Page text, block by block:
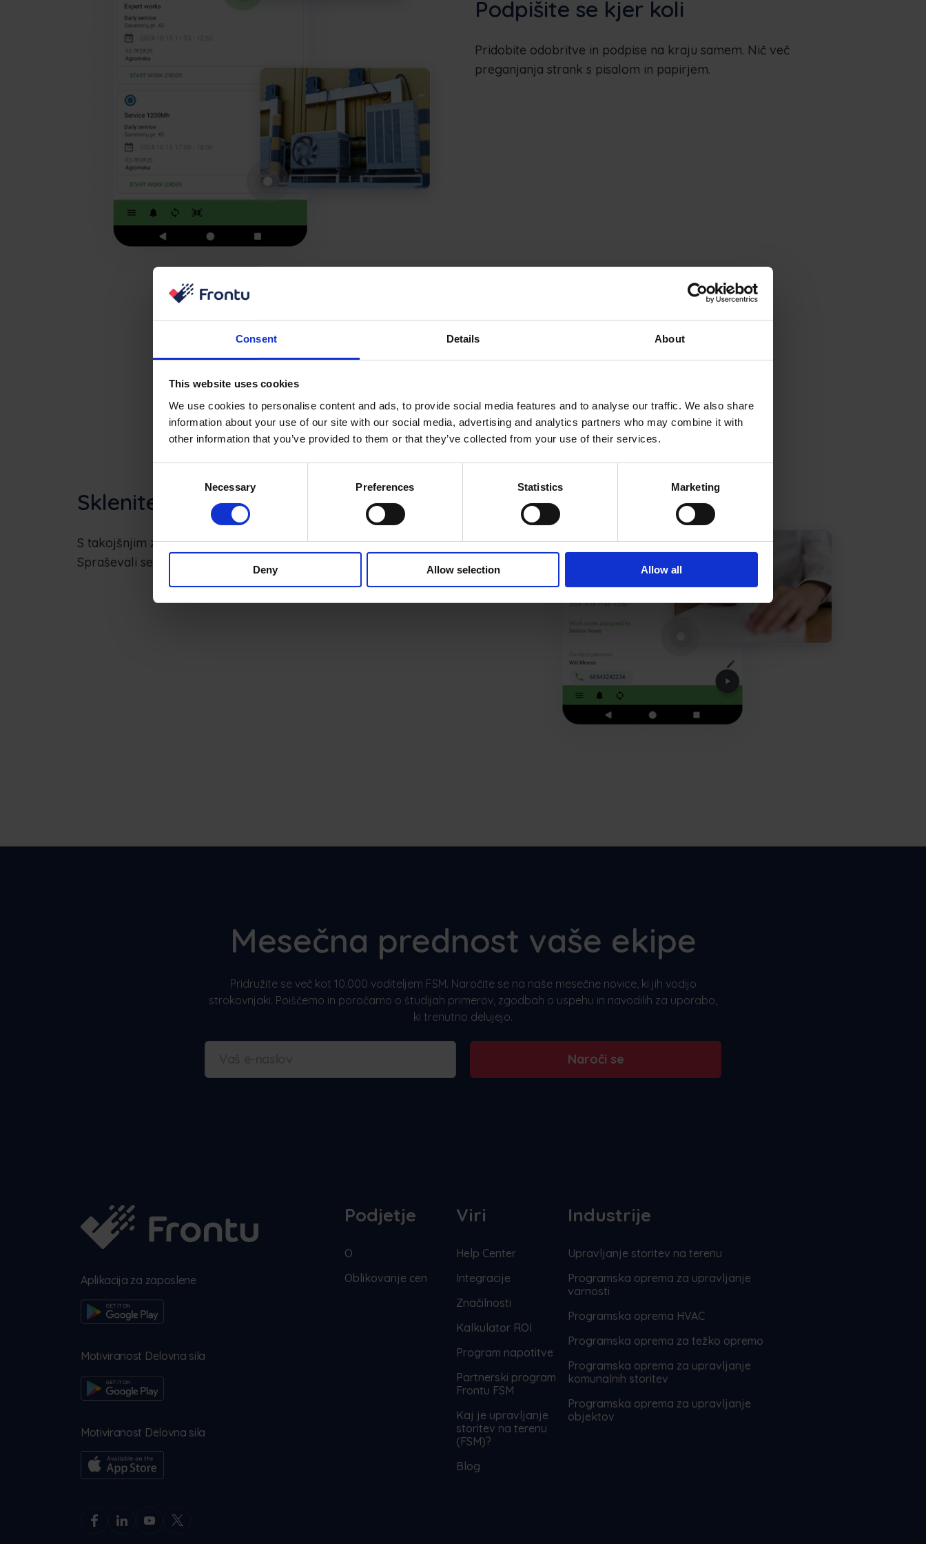
Consent Details About
This website uses cookies
We use cookies to personalise content and ads, to provide social media features and to analyse our traffic. We also share
information about your use of our site with our social media, advertising and analytics partners who may combine it with
other information that you’ve provided to them or that they’ve collected from your use of their services.
Necessary Preferences Statistics Marketing
Deny Allow selection Allow all
Podpišite se kjer koli
Pridobite odobritve in podpise na kraju samem. Nič več
preganjanja strank s pisalom in papirjem.
Sklenitev posla
S takojšnjim zajemom podpisov hitreje dokončajte delo.
Spraševali se boste, zakaj ste papirje sploh pošiljali po pošti.
Mesečna prednost vaše ekipe
Pridružite se več kot 10.000 voditeljem FSM. Naročite se na naše mesečne novice, ki jih vodijo
strokovnjaki. Poiščemo in poročamo o študijah primerov, zgodbah o uspehu in navodilih za uporabo,
ki trenutno delujejo.
Naroči se
Aplikacija za zaposlene
Motiviranost Delovna sila
Motiviranost Delovna sila
Podjetje
O
Oblikovanje cen
Viri
Help Center
Integracije
Značilnosti
Kalkulator ROI
Program napotitve
Partnerski program
Frontu FSM
Kaj je upravljanje
storitev na terenu
(FSM)?
Blog
Industrije
Upravljanje storitev na terenu
Programska oprema za upravljanje
varnosti
Programska oprema HVAC
Programska oprema za težko opremo
Programska oprema za upravljanje
komunalnih storitev
Programska oprema za upravljanje
objektov